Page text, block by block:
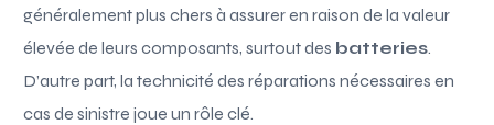
généralement plus chers à assurer en raison de la valeur
élevée de leurs composants, surtout des batteries.
D’autre part, la technicité des réparations nécessaires en
cas de sinistre joue un rôle clé.